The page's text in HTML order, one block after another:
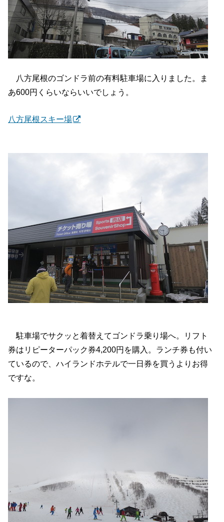
八方尾根のゴンドラ前の有料駐車場に入りました。ま
あ600円くらいならいいでしょう。
八方尾根スキー場
駐車場でサクッと着替えてゴンドラ乗り場へ。リフト
券はリピーターパック券4,200円を購入。ランチ券も付い
ているので、ハイランドホテルで一日券を買うよりお得
ですな。